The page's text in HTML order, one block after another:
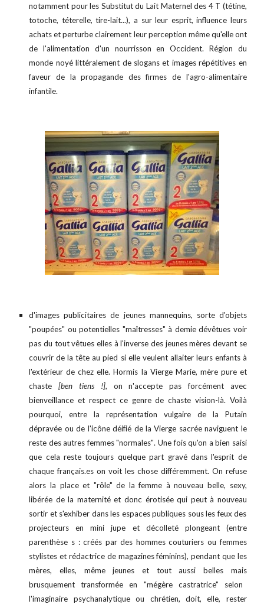
notamment pour les Substitut du Lait Maternel des 4 T (tétine,
totoche, téterelle, tire-lait...), a sur leur esprit, influence leurs
achats et perturbe clairement leur perception même qu'elle ont
de l'alimentation d'un nourrisson en Occident. Région du
monde noyé littéralement de slogans et images répétitives en
faveur de la propagande des firmes de l'agro-alimentaire
infantile.
d'images publicitaires de jeunes mannequins, sorted'objets
"poupées" ou potentielles "maîtresses" à demie dévêtues voir
pas du tout vêtues elles à l'inverse des jeunes mères devant se
couvrir de la tête au pied si elle veulent allaiter leurs enfants à
l'extérieur de chez elle. Hormis la Vierge Marie, mère pure et
chaste [ben tiens !], on n'accepte pas forcément avec
bienveillance et respect ce genre de chaste vision-là. Voilà
pourquoi, entre la représentation vulgairede la Putain
dépravée ou de l'icône déifié de la Vierge sacrée naviguent le
reste des autres femmes"normales". Une fois qu'on a bien saisi
que cela reste toujours quelque part gravé dans l'esprit de
chaque français.es onvoit les chose différemment. On refuse
alors la place et "rôle" de la femme à nouveau belle, sexy,
libérée de la maternitéet donc érotisée qui peut à nouveau
sortir et s'exhiber dansles espaces publiques sous les feux des
projecteurs en mini jupe et décolleté plongeant (entre
parenthèse s : créés par des hommes couturiers ou femmes
stylistes et rédactrice de magazines féminins), pendant que les
mères, elles, même jeunes et tout aussi belles mais
brusquement transformée en "mégère castratrice" selon
l'imaginaire psychanalytique ou chrétien, doit, elle, rester